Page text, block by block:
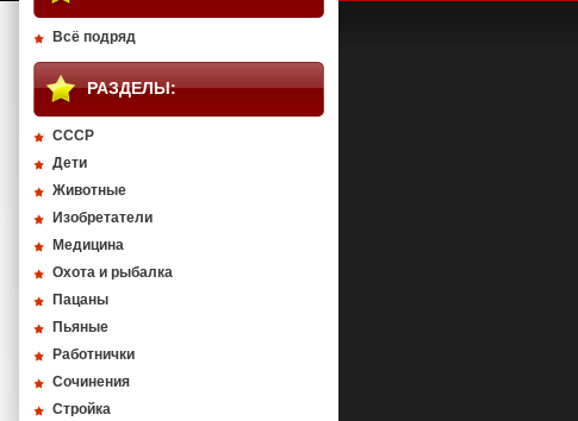
Всё подряд
РАЗДЕЛЫ:
СССР
Дети
Животные
Изобретатели
Медицина
Охота и рыбалка
Пацаны
Пьяные
Работнички
Сочинения
Стройка